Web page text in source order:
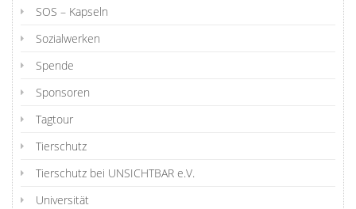
SOS – Kapseln
Sozialwerken
Spende
Sponsoren
Tagtour
Tierschutz
Tierschutz bei UNSICHTBAR e.V.
Universität